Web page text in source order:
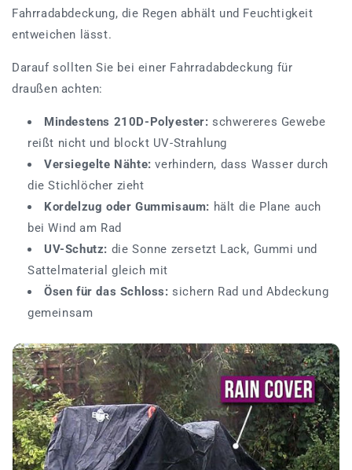
Fahrradabdeckung, die Regen abhält und Feuchtigkeit
entweichen lässt.
Darauf sollten Sie bei einer Fahrradabdeckung für
draußen achten:
Mindestens 210D-Polyester: schwereres Gewebe
reißt nicht und blockt UV-Strahlung
Versiegelte Nähte: verhindern, dass Wasser durch
die Stichlöcher zieht
Kordelzug oder Gummisaum: hält die Plane auch
bei Wind am Rad
UV-Schutz: die Sonne zersetzt Lack, Gummi und
Sattelmaterial gleich mit
Ösen für das Schloss: sichern Rad und Abdeckung
gemeinsam